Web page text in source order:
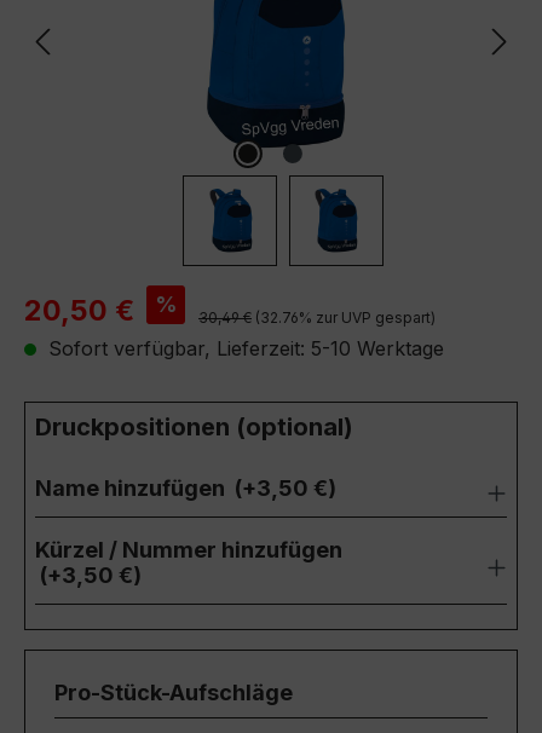
Verkaufspreis:
20,50 € % Regulärer Preis:
30,49 € (32.76% zur UVP gespart)
Sofort verfügbar, Lieferzeit: 5-10 Werktage
Druckpositionen (optional)
Name hinzufügen (+3,50 €)
Kürzel / Nummer hinzufügen
(+3,50 €)
Pro-Stück-Aufschläge